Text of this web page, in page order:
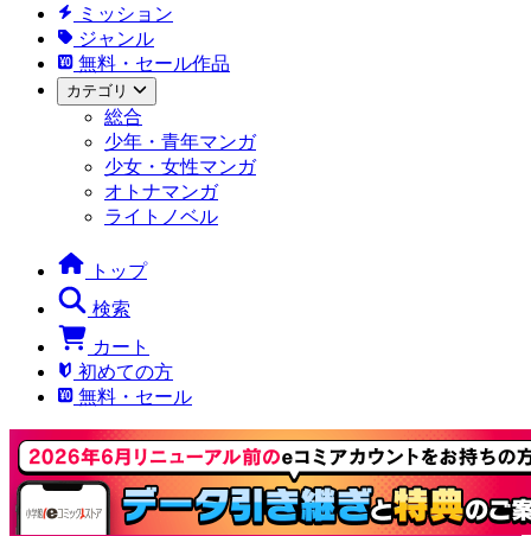
ミッション
ジャンル
無料・セール作品
カテゴリ
総合
少年・青年マンガ
少女・女性マンガ
オトナマンガ
ライトノベル
トップ
検索
カート
初めての方
無料・セール